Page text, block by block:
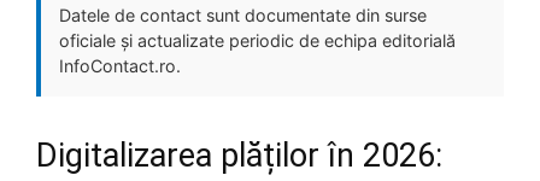
Datele de contact sunt documentate din surse
oficiale și actualizate periodic de echipa editorială
InfoContact.ro.
Digitalizarea plăților în 2026: